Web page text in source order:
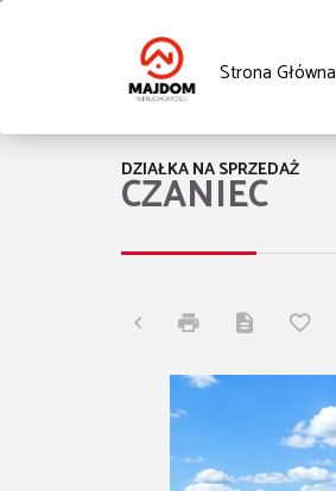
Strona Główna
CZANIEC
DZIAŁKA NA SPRZEDAŻ